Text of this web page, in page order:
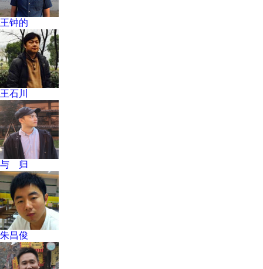
王钟的
王石川
与 归
朱昌俊